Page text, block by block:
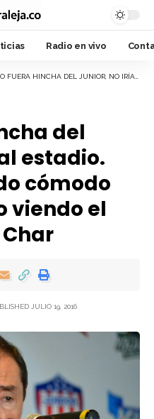
Radio en vivo
DEL JUNIOR, NO IRÍA AL ESTADIO. MEJOR ME QUEDO CÓMODO EN UN ESTADERO VIENDO EL PARTIDO» FUAD CHAR
del
estadio.
cómodo
viendo el
JULIO 19, 2016